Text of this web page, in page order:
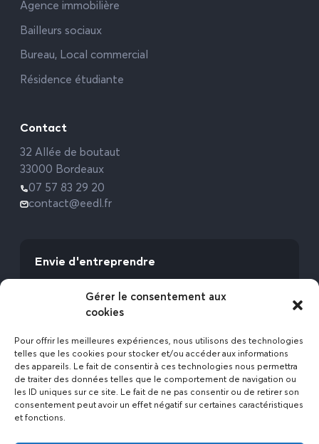
Gérer le consentement aux
cookies
Pour offrir les meilleures expériences, nous utilisons des technologies
telles que les cookies pour stocker et/ou accéder aux informations
des appareils. Le fait de consentir à ces technologies nous permettra
de traiter des données telles que le comportement de navigation ou
les ID uniques sur ce site. Le fait de ne pas consentir ou de retirer son
consentement peut avoir un effet négatif sur certaines caractéristiques
et fonctions.
Agence immobilière
Bailleurs sociaux
Bureau, Local commercial
Résidence étudiante
Contact
32 Allée de boutaut
33000 Bordeaux
07 57 83 29 20
contact@eedl.fr
Envie d'entreprendre
avec l’Expert Etat des Lieux !
Rejoignez-nous